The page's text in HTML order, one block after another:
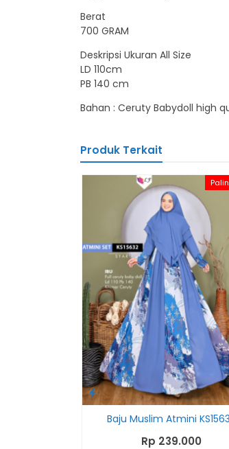
Berat
700 GRAM
Deskripsi Ukuran All Size
LD 110cm
PB 140 cm
Bahan : Ceruty Babydoll high
Produk Terkait
Baju Muslim Atmini
Rp 239.000